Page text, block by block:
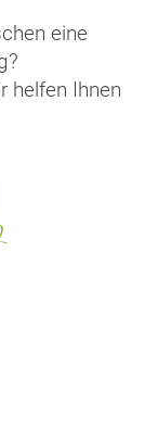
eine
helfen Ihnen